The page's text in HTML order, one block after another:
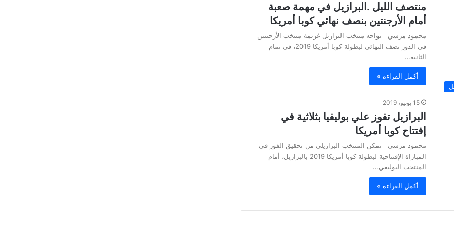
منتصف الليل .البرازيل في مهمة صعبة
أمام الأرجنتين بنصف نهائي كوبا أمريكا
محمود مرسي يواجه منتخب البرازيل غريمة منتخب الأرجنتين
فى الدور نصف النهائي لبطولة كوبا أمريكا 2019، فى تمام
الثانية…
أكمل القراءة »
15 يونيو، 2019
البرازيل تفوز علي بوليفيا بثلاثية في
إفتتاح كوبا أمريكا
محمود مرسي تمكن المنتخب البرازيلي من تحقيق الفوز في
المباراة الإفتتاحية لبطولة كوبا أمريكا 2019 بالبرازيل، أمام
المنتخب البوليفي…
أكمل القراءة »